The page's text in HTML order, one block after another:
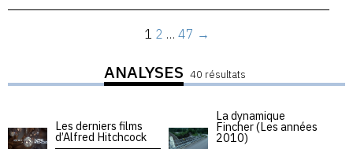
1 2 … 47 →
ANALYSES 40 résultats
Les derniers films
d’Alfred Hitchcock
La dynamique
Fincher (Les années
2010)